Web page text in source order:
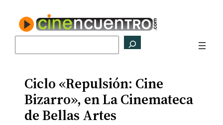
contenido
Ciclo «Repulsión: Cine
Bizarro», en La Cinemateca
de Bellas Artes